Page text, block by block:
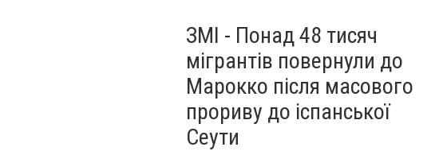
ЗМІ - Понад 48 тисяч
мігрантів повернули до
Марокко після масового
прориву до іспанської
Сеути